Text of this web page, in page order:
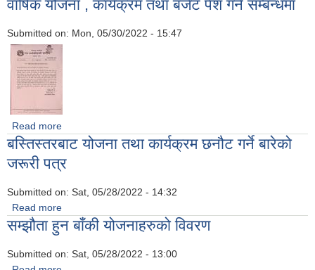
वार्षिक योजना , कार्यक्रम तथा बजेट पेश गर्ने सम्बन्धमा
Submitted on: Mon, 05/30/2022 - 15:47
Read more
बस्तिस्तरबाट योजना तथा कार्यक्रम छनौट गर्ने बारेको
जरूरी पत्र
Submitted on: Sat, 05/28/2022 - 14:32
Read more
सम्झौता हुन बाँकी योजनाहरुको विवरण
Submitted on: Sat, 05/28/2022 - 13:00